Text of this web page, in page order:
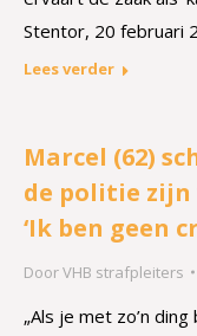
Stentor, 20 februari
Lees verder
Marcel (62)
de politie zijn
‘Ik ben geen
DoorVHB strafpleiters
„Als je met zo’n